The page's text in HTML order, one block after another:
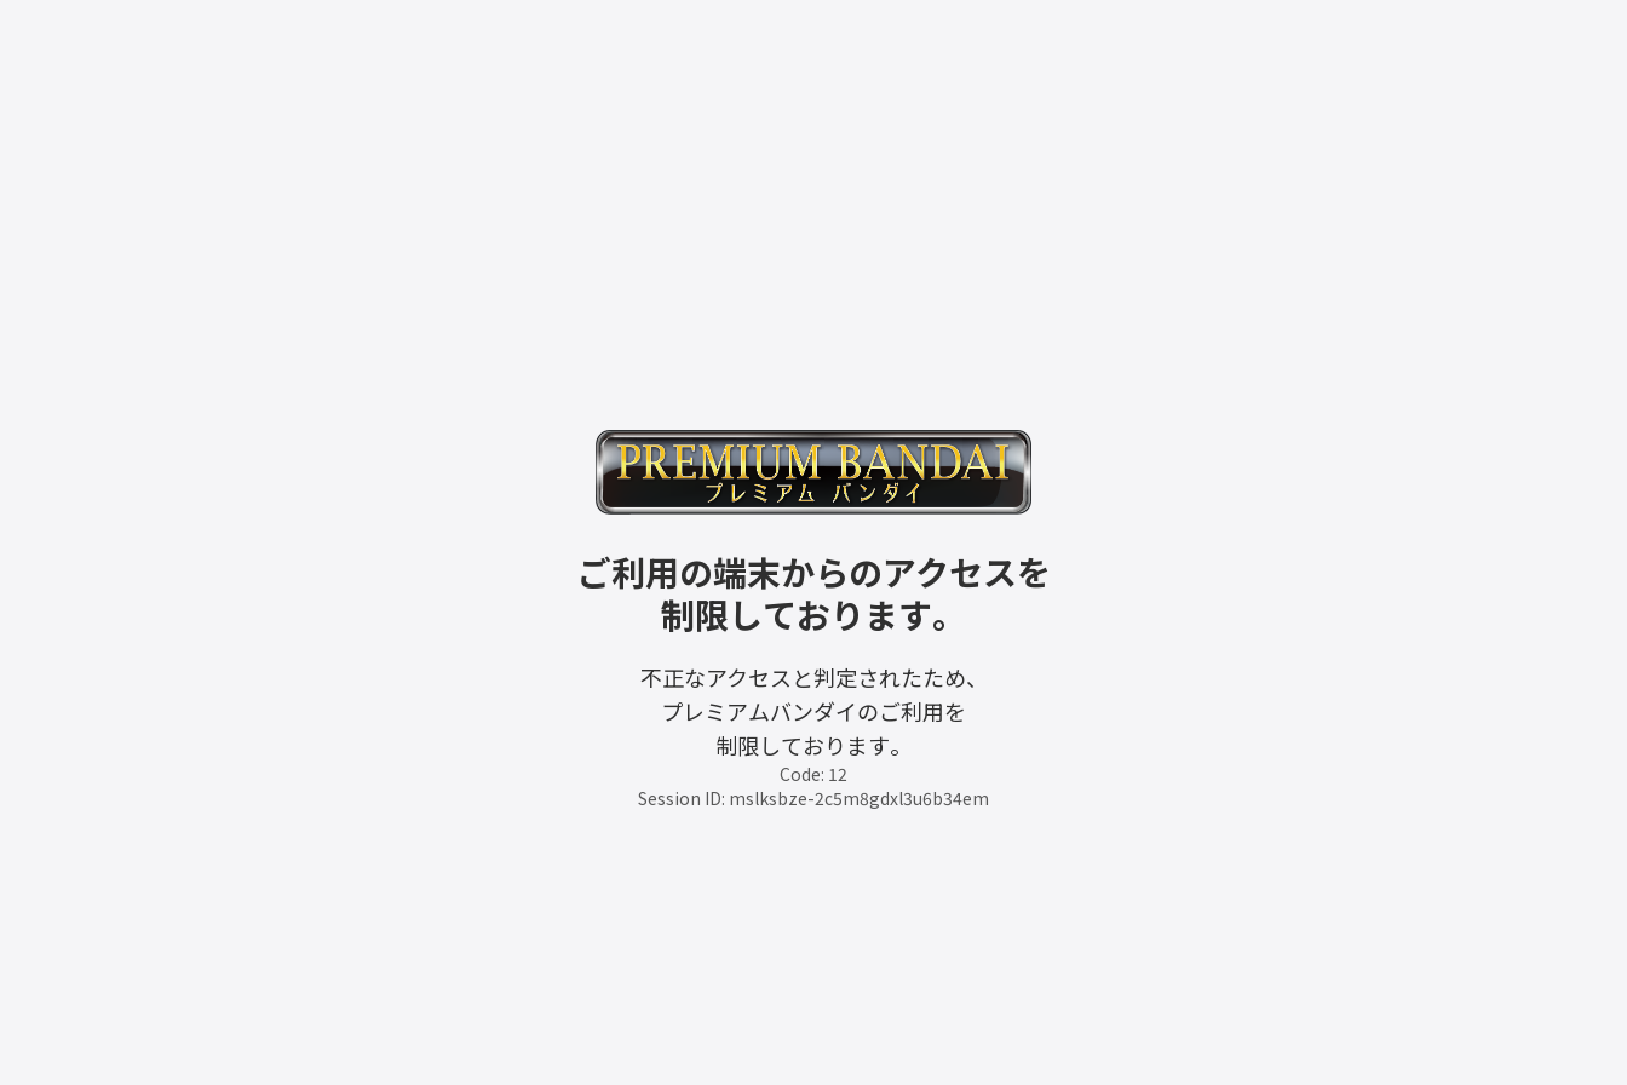
ご利用の端末からのアクセスを
制限しております。
不正なアクセスと判定されたため、
プレミアムバンダイのご利用を
制限しております。
Code: 12
Session ID: mslksbze-2c5m8gdxl3u6b34em